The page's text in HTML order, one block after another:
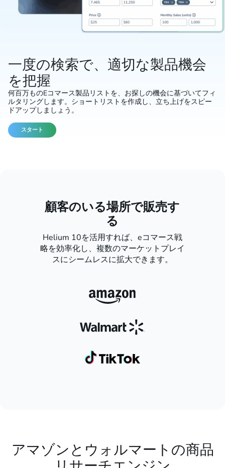
一度の検索で、適切な製品機会
を把握
何百万ものEコマース製品リストを、お探しの機会に基づいてフィ
ルタリングします。ショートリストを作成し、立ち上げをスピー
ドアップしましょう。
スタート
顧客のいる場所で販売す
る
Helium 10を活用すれば、eコマース戦
略を効率化し、複数のマーケットプレイ
スにシームレスに拡大できます。
アマゾンとウォルマートの商品